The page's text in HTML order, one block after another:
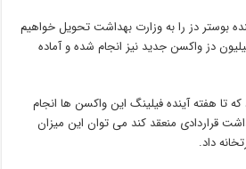
تا ۲ هفته آینده بوستر دز را به وزارت بهداشت تحویل خواهیم
دز واکسن جدید نیز انجام شده و آماده
تا هفته آینده فیلینگ این واکسن ها انجام
قراردادی منعقد کند می توان این میزان
داد.